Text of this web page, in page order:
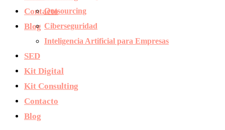
Contacto
Blog
Outsourcing
Ciberseguridad
Inteligencia Artificial para Empresas
SED
Kit Digital
Kit Consulting
Contacto
Blog